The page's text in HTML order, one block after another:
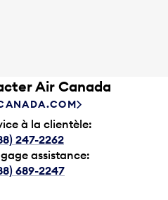
Air Canada
à la clientèle:
247-2262
assistance:
689-2247